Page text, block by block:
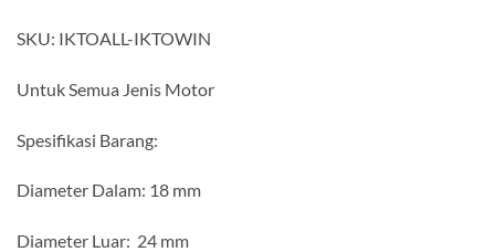
SKU: IKTOALL-IKTOWIN
Untuk Semua Jenis Motor
Spesifikasi Barang:
Diameter Dalam: 18 mm
Diameter Luar: 24 mm